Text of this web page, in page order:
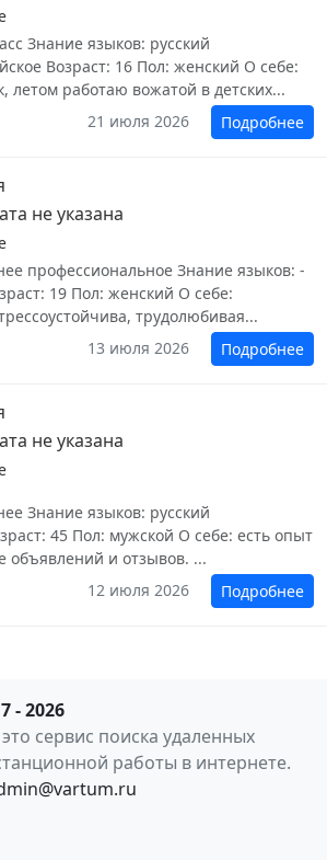
Знание языков: русский
Возраст: 16 Пол: женский О себе:
летом работаю вожатой в детских...
21 июля 2026
Подробнее
не указана
профессиональное Знание языков: -
19 Пол: женский О себе:
трудолюбивая...
13 июля 2026
Подробнее
не указана
Знание языков: русский
45 Пол: мужской О себе: есть опыт
объявлений и отзывов. ...
12 июля 2026
Подробнее
- 2026
сервис поиска удаленных
работы в интернете.